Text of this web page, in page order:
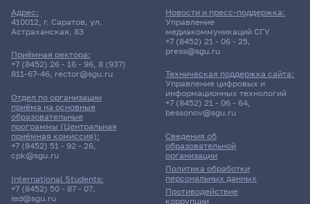
Расписание сессии еще не заполнено!
Адрес:
410012, г. Саратов, ул.
Астраханская, 83
Приёмная ректора:
+7 (8452) 26 - 16 - 96, 8 (937)
811-67-46, rector@sgu.ru
Отдел по организации
приёма на основные
образовательные
программы (Центральная
приёмная комиссия):
+7 (8452) 51 - 92 - 26,
cpk@sgu.ru
International Students:
+7 (8452) 50 - 87 - 07,
ied@sgu.ru
Сведения об
образовательной
организации
Политика обработки
персональных данных
Противодействие
коррупции
Новости и пресс-поддержка:
Управление
медиакоммуникаций СГУ
+7 (8452) 21 - 06 - 25,
press@sgu.ru
Техническая поддержка сайта:
Управление цифровых и
информационных технологий
+7 (8452) 21 - 06 - 64,
bessonov@sgu.ru